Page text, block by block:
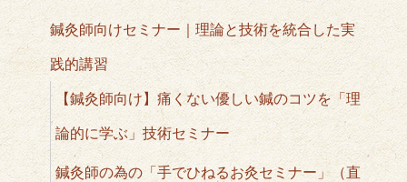
鍼灸師向けセミナー｜理論と技術を統合した実
践的講習
【鍼灸師向け】痛くない優しい鍼のコツを「理
論的に学ぶ」技術セミナー
鍼灸師の為の「手でひねるお灸セミナー」（直